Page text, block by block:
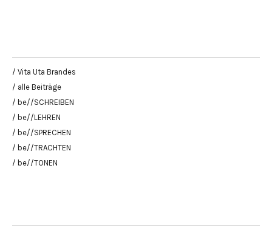
/ Vita Uta Brandes
/ alle Beiträge
/ be//SCHREIBEN
/ be//LEHREN
/ be//SPRECHEN
/ be//TRACHTEN
/ be//TONEN